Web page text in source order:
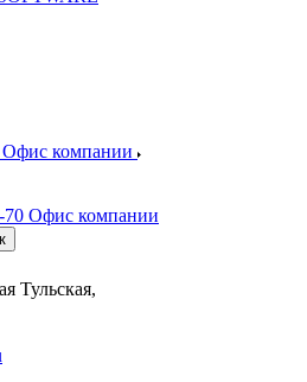
Офис компании
70 Офис компании
Тульская,